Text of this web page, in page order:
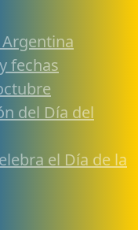
fechas
del Día del
el Día de la